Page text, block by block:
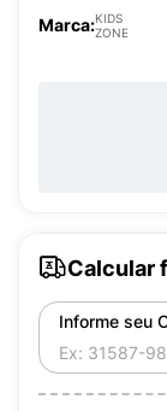
Marca:KIDS
ZONE
Calcular
Informe seu